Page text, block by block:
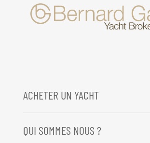
ACHETER UN YACHT
QUI SOMMES NOUS ?